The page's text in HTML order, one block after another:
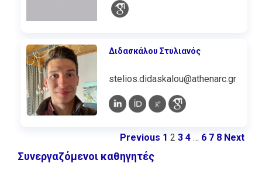
Διδασκάλου Στυλιανός
stelios.didaskalou@athenarc.gr
Previous 1 2 3 4 … 6 7 8 Next
Συνεργαζόμενοι καθηγητές